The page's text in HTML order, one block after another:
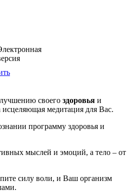
своего здоровья и
исцеляющая медитация для Вас.
программу здоровья и
мыслей и эмоций, а тело – от
силу воли, и Ваш организм